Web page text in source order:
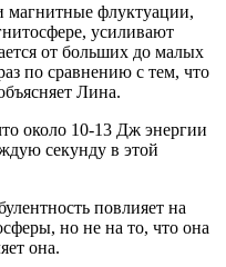
магнитные флуктуации,
усиливают
от больших до малых
по сравнению с тем, что
Лина.
около 10-13 Дж энергии
секунду в этой
повлияет на
но не на то, что она
она.